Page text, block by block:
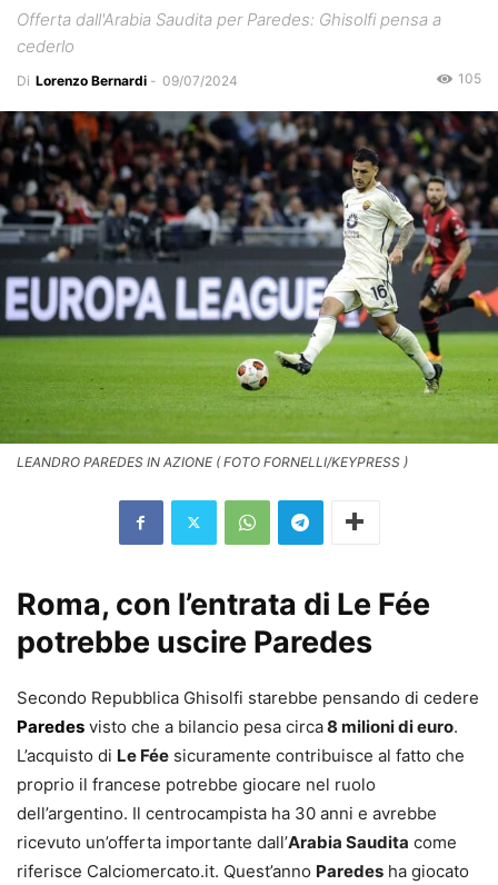
Offerta dall'Arabia Saudita per Paredes: Ghisolfi pensa a
cederlo
Di Lorenzo Bernardi - 09/07/2024 105
LEANDRO PAREDES IN AZIONE ( FOTO FORNELLI/KEYPRESS )
Roma, con l’entrata di Le Fée
potrebbe uscire Paredes
Secondo Repubblica Ghisolfi starebbe pensando di cedere
Paredes visto che a bilancio pesa circa8 milioni di euro.
L’acquisto di Le Fée sicuramente contribuisce al fatto che
proprio il francese potrebbe giocare nel ruolo
dell’argentino. Il centrocampista ha 30 anni e avrebbe
ricevuto un’offerta importante dall’Arabia Saudita come
riferisce Calciomercato.it. Quest’anno Paredes ha giocato